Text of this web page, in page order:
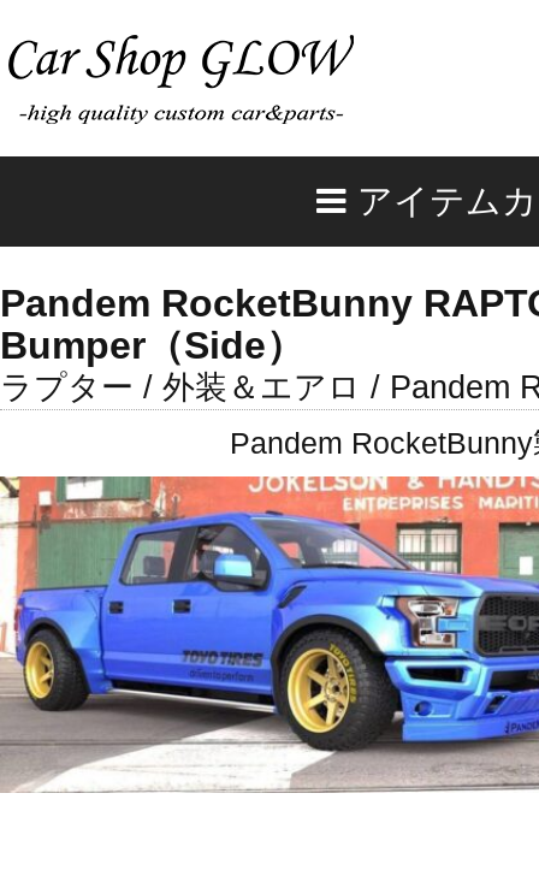
アイテム
Pandem RocketBunny
Bumper（Side）
ラプター / 外装＆エアロ / Pandem
Pandem